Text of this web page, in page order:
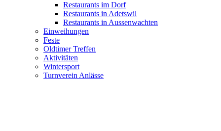
Restaurants im Dorf
Restaurants in Adetswil
Restaurants in Aussenwachten
Einweihungen
Feste
Oldtimer Treffen
Aktivitäten
Wintersport
Turnverein Anlässe